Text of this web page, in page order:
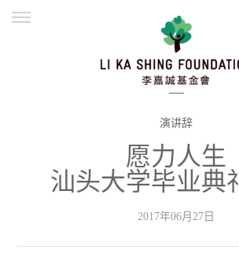
繁體
演讲辞
愿力人生
汕头大学毕业典
2017年06月27日